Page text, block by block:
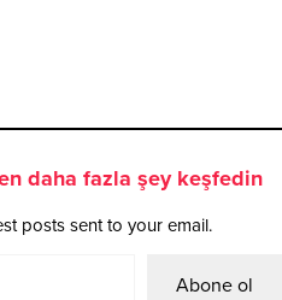
daha fazla şey keşfedin
posts sent to your email.
Abone ol